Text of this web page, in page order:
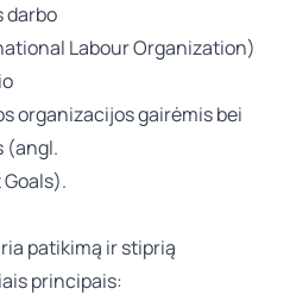
darbo
Labour Organization)
organizacijos gairėmis bei
(angl.
patikimą ir stiprią
principais: